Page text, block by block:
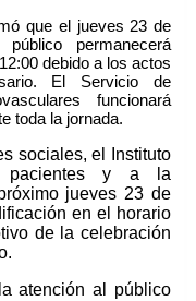
que el jueves 23 de
permanecerá
debido a los actos
El Servicio de
funcionará
toda la jornada.
sociales, el Instituto
pacientes y a la
jueves 23 de
en el horario
de la celebración
atención al público